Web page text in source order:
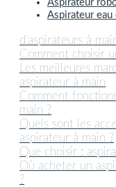
Aspirateur
Aspirateur
d’aspirateurs à
Comment choisir
Les meilleures
aspirateur à main
Comment
main ?
Quels sont les
aspirateur à main ?
Que choisir :
Où acheter un
?